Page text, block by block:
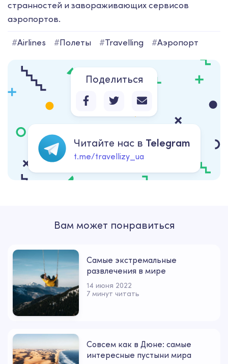
странностей и завораживающих сервисов
аэропортов.
#Airlines #Полеты #Travelling #Аэропорт
Поделиться
Читайте нас в Telegram
t.me/travellizy_ua
Вам может понравиться
Самые экстремальные
развлечения в мире
14 июня 2022
7 минут читать
Совсем как в Дюне: самые
интересные пустыни мира